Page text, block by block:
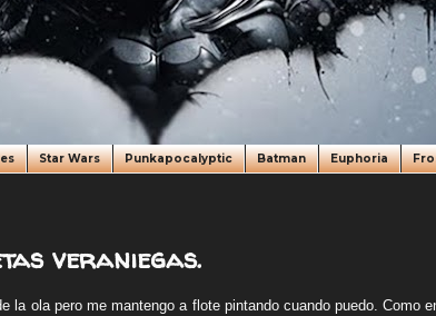
Star Wars Punkapocalyptic Batman Euphoria
veraniegas.
la ola pero me mantengo a flote pintando cuando puedo. Como